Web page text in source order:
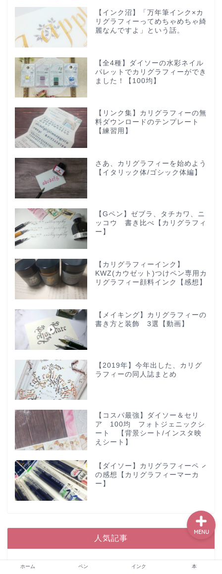
【インク沼】「万年筆インク×カ
リグラフィーってめちゃめちゃ綺
麗なんですよ」という話。
【全4種】ダイソーの水彩ネイル
パレットでカリグラフィーができ
ました！【100均】
【リンク集】カリグラフィーの無
料ダウンロードのテンプレート
【練習用】
さあ、カリグラフィーを始めよう
【イタリック体/ゴシック体編】
【Gペン】ゼブラ、タチカワ、ニ
ッコウ 書き比べ【カリグラフィ
ー】
【カリグラフィーインク】
KWZ(カウゼット)つけペン専用カ
リグラフィー顔料インク【感想】
【メイキング】カリグラフィーの
書き方と装飾 3選【動画】
【2019年】今年出した、カリグ
ラフィーの同人誌まとめ
【コスパ最強】ダイソー＆セリ
ア 100均 フォトジェニックシ
ート 【背景シート/インスタ映
えシート】
【ダイソー】カリグラフィーペン
の感想【カリグラフィーマーカ
ー】
人気記事
1
【2021年】ダイソーのフォトジ
ホーム ペン インク 本
MENU
ペン
本